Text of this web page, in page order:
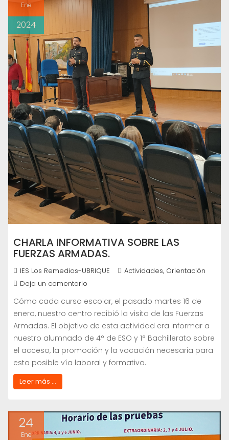
Ene
2024
CHARLA INFORMATIVA SOBRE LAS
FUERZAS ARMADAS.
IES Los Remedios-UBRIQUE Actividades, Orientación
Deja un comentario
Cómo cada curso escolar, el pasado martes 16 de
enero, nuestro centro recibió la visita de las Fuerzas
Armadas. El objetivo de esta actividad era informar a
nuestro alumnado de 4° de ESO y 1° Bachillerato sobre
el acceso, la promoción y la vocación necesaria para
esta posible vía laboral y formativa.
Leer más ...
24
Ene